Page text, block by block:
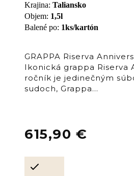
Krajina: Taliansko
Objem: 1,5l
Balené po: 1ks/kartón
GRAPPA Riserva
Ikonická grappa Riserva
ročník je jedinečným
sudoch, Grappa…
615,90 €